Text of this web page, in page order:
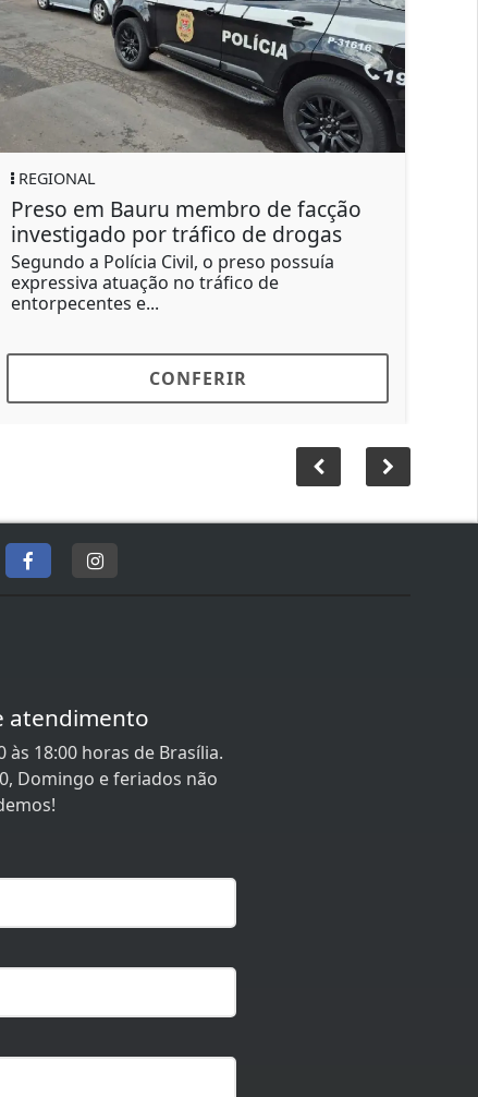
de facção
de drogas
preso possuía
de
Menino de 11 anos liga
atropela e mata criança
A ocorrência foi registrada
culposo e a conduta do pai
atendimento
às 18:00 horas de Brasília.
Domingo e feriados não